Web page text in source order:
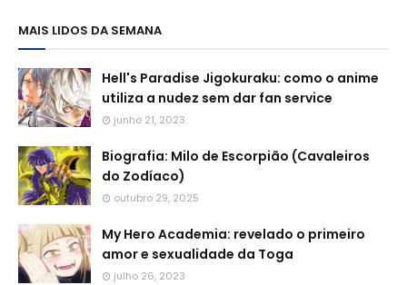
MAIS LIDOS DA SEMANA
Hell's Paradise Jigokuraku: como o anime
utiliza a nudez sem dar fan service
junho 21, 2023
Biografia: Milo de Escorpião (Cavaleiros
do Zodíaco)
outubro 29, 2025
My Hero Academia: revelado o primeiro
amor e sexualidade da Toga
julho 26, 2023